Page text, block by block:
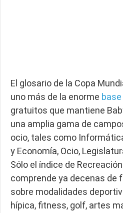
El glosario de la Copa
uno más de la enorme
gratuitos que mantiene
una amplia gama de
ocio, tales como
y Economía, Ocio,
Sólo el índice de
comprende ya decenas de
sobre modalidades
hípica, fitness, golf, artes